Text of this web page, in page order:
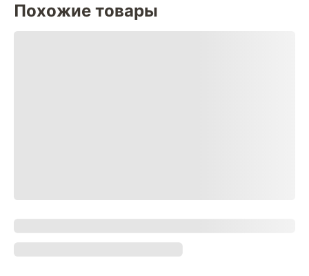
Похожие товары